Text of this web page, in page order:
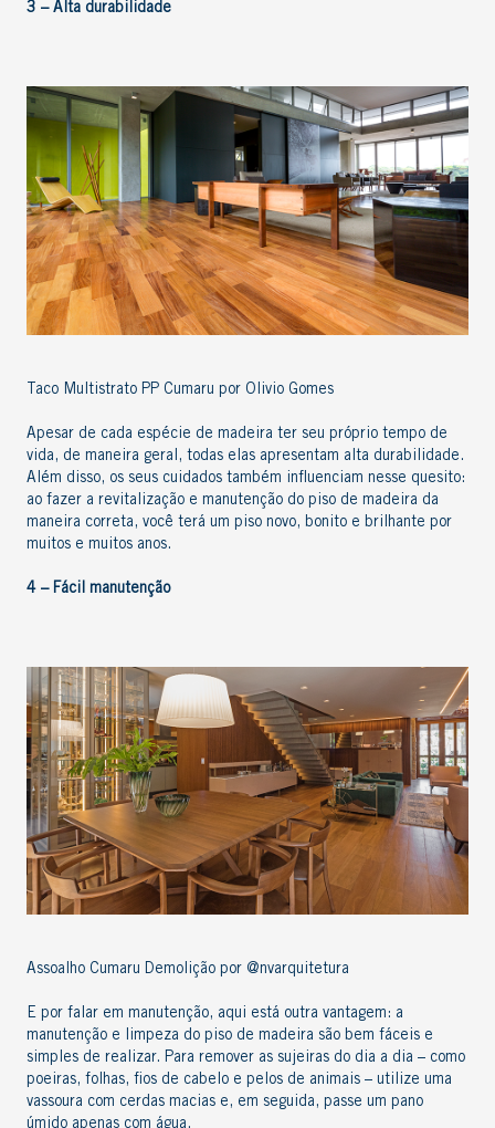
3 – Alta durabilidade
Taco Multistrato PP Cumaru por Olivio Gomes
Apesar de cada espécie de madeira ter seu próprio tempo de
vida, de maneira geral, todas elas apresentam alta durabilidade .
Além disso, os seus cuidados também influenciam nesse quesito:
ao fazer a revitalização e manutenção do piso de madeira da
maneira correta, você terá um piso novo, bonito e brilhante por
muitos e muitos anos.
4 – Fácil manutenção
Assoalho Cumaru Demolição por @nvarquitetura
E por falar em manutenção, aqui está outra vantagem: a
manutenção e limpeza do piso de madeira são bem fáceis e
simples de realizar. Para remover as sujeiras do dia a dia – como
poeiras, folhas, fios de cabelo e pelos de animais – utilize uma
vassoura com cerdas macias e, em seguida, passe um pano